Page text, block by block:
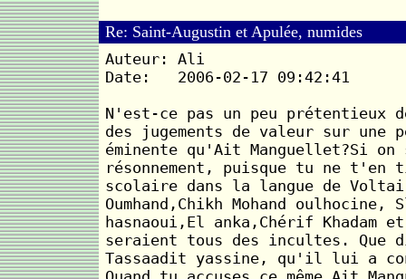
Re: Saint-Augustin et Apulée, numides
Auteur: Ali
Date: 2006-02-17 09:42:41
N'est-ce pas un peu prétentieux
des jugements de valeur sur une
éminente qu'Ait Manguellet?Si
résonnement, puisque tu ne t'en
scolaire dans la langue de
Oumhand,Chikh Mohand oulhocine,
hasnaoui,El anka,Chérif Khadam et
seraient tous des incultes. Que
Tassaadit yassine, qu'il lui a